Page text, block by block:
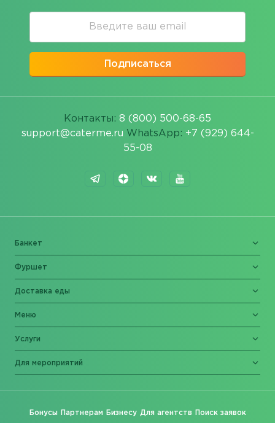
Подписаться
Контакты: 8 (800) 500-68-65
support@caterme.ru WhatsApp: +7 (929) 644-
55-08
Банкет
Фуршет
Доставка еды
Меню
Услуги
Для мероприятий
Бонусы Партнерам Бизнесу Для агентств Поиск заявок